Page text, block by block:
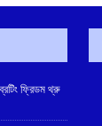
ফ্রিডম থ্রু